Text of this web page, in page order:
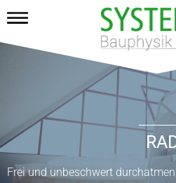
Frei und unbeschwert durchatmen